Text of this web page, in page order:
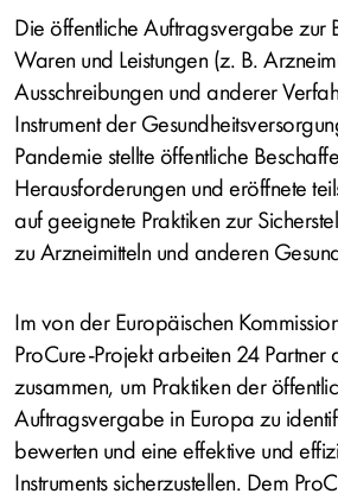
Die öffentliche Auftragsvergabe zur
Waren und Leistungen (z. B.
Ausschreibungen und anderer
Instrument der
Pandemie stellte öffentliche
Herausforderungen und eröffnete
auf geeignete Praktiken zur
zu Arzneimitteln und anderen
Im von der Europäischen
ProCure-Projekt arbeiten 24 Partner
zusammen, um Praktiken der
Auftragsvergabe in Europa zu
bewerten und eine effektive und
Instruments sicherzustellen. Dem